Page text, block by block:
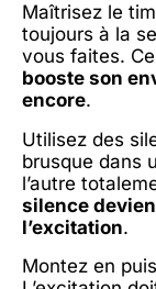
Maîtrisez le
toujours à la
vous faites.
booste son
encore.
Utilisez des
brusque dans
l’autre
silence
l’excitation.
Montez en